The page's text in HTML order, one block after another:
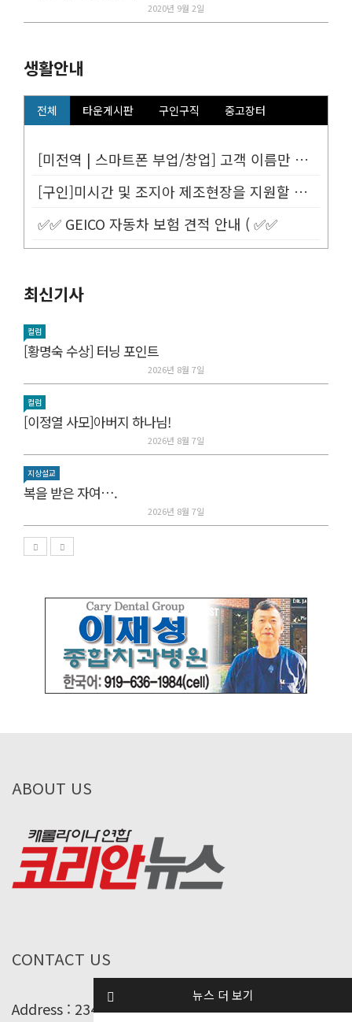
뉴스 더 보기
2020년 9월 2일
생활안내
전체 타운게시판 구인구직 중고장터
[미전역 | 스마트폰 부업/창업] 고객 이름만 넣으면 평생 연금 20% ...
[구인]미시간 및 조지아 제조현장을 지원할 Customer Service...
✅✅ GEICO 자동차 보험 견적 안내 ( ✅✅
최신기사
컬럼
[황명숙 수상] 터닝 포인트
2026년 8월 7일
컬럼
[이정열 사모]아버지 하나님!
2026년 8월 7일
지상설교
복을 받은 자여….
2026년 8월 7일
ABOUT US
CONTACT US
Address : 234 Addison St. Fayetteville, NC 28314